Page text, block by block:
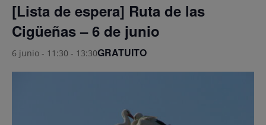
[Lista de espera] Ruta de las
Cigüeñas – 6 de junio
6 junio - 11:30 - 13:30GRATUITO